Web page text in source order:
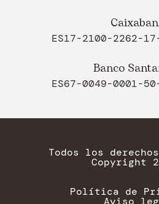
ES17-2100-2262-
Banco
ES67-0049-0001-
Todos los
Copyright
Política de
Aviso